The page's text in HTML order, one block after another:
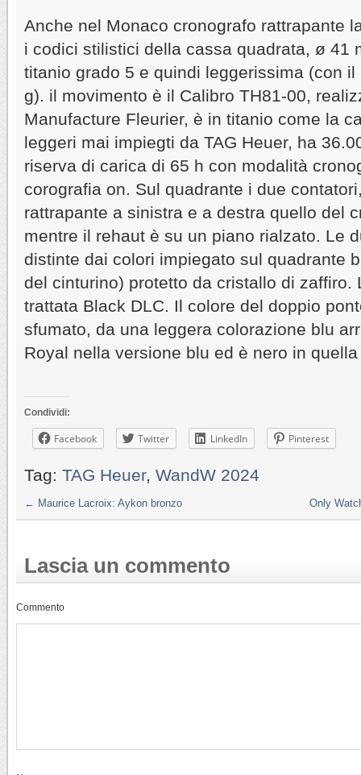
Anche nel Monaco cronografo rattrapante
i codici stilistici della cassa quadrata, ø 41
titanio grado 5 e quindi leggerissima (con
g). il movimento è il Calibro TH81-00,
Manufacture Fleurier, è in titanio come la
leggeri mai impiegti da TAG Heuer, ha
riserva di carica di 65 h con modalità
corografia on. Sul quadrante i due
rattrapante a sinistra e a destra quello del
mentre il rehaut è su un piano rialzato. Le
distinte dai colori impiegato sul quadrante
del cinturino) protetto da cristallo di zaffiro.
trattata Black DLC. Il colore del doppio
sfumato, da una leggera colorazione blu
Royal nella versione blu ed è nero in
Condividi:
Facebook Twitter LinkedIn Pinterest
Tag: TAG Heuer, WandW 2024
← Maurice Lacroix: Aykon bronzo Only
Lascia un commento
Commento